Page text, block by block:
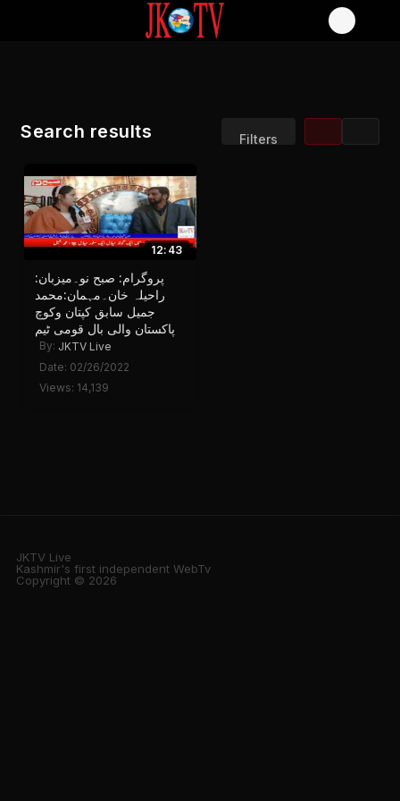
Filters
Search results
Sort by:
12:43
پروگرام: صبح نو۔میزبان:
راحیلہ خان۔مہمان:محمد
جمیل سابق کپتان وکوچ
پاکستان والی بال قومی ٹیم
By: JKTV Live
Date: 02/26/2022
Views: 14,139
JKTV Live
Kashmir's first independent WebTv
Copyright © 2026